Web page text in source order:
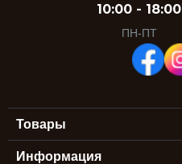
10:00 - 18:00
ПН-ПТ
Товары
Информация